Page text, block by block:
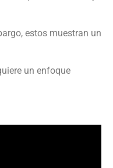
estos muestran un
un enfoque